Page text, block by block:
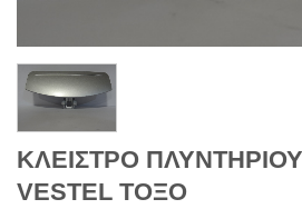
ΚΛΕΙΣΤΡΟ
VESTEL ΤΟΞΟ